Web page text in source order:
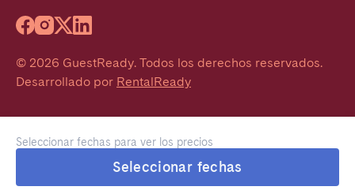
Seleccionar fechas para ver los precios
Seleccionar fechas
© 2026 GuestReady. Todos los derechos reservados.
Desarrollado por RentalReady